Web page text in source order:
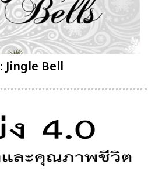
Jingle Bell